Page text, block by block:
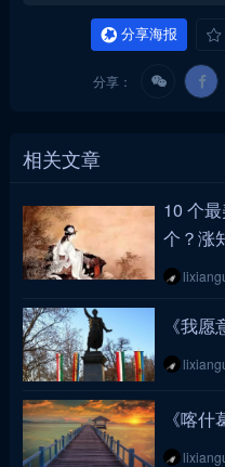
分享海报
分享：
相关文章
10 个
个？涨
《我
《喀